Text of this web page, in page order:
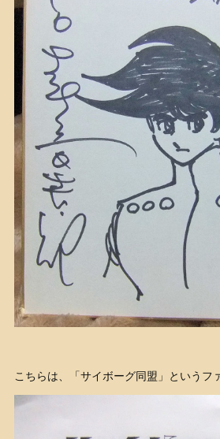
こちらは、「サイボーグ同盟」というフ